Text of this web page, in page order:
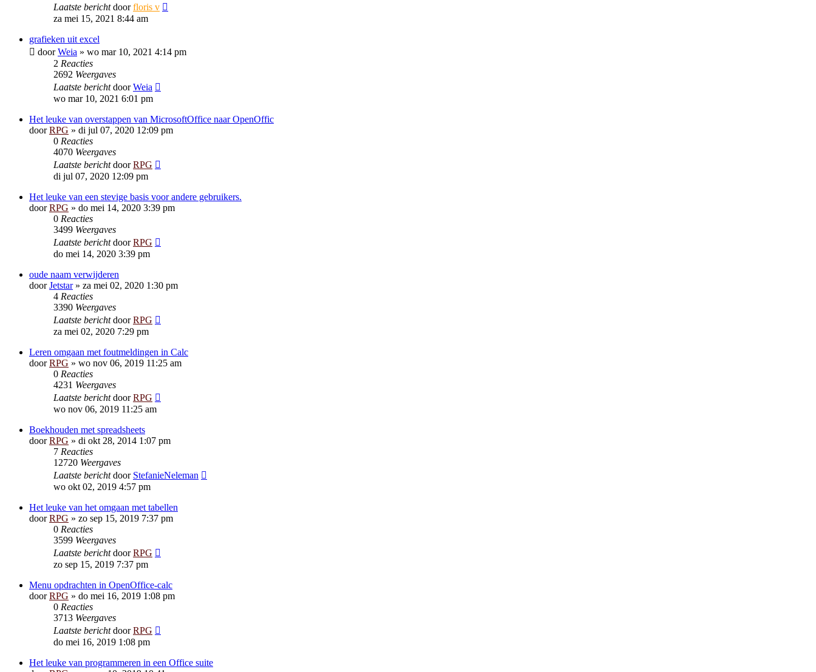
Laatste berichtdoorfloris v
za mei 15, 2021 8:44 am
grafieken uit excel
doorWeia » wo mar 10, 2021 4:14 pm
2 Reacties
2692 Weergaves
Laatste berichtdoorWeia
wo mar 10, 2021 6:01 pm
Het leuke van overstappen van MicrosoftOffice naar OpenOffic
doorRPG » di jul 07, 2020 12:09 pm
0 Reacties
4070 Weergaves
Laatste berichtdoorRPG
di jul 07, 2020 12:09 pm
Het leuke van een stevige basis voor andere gebruikers.
doorRPG » do mei 14, 2020 3:39 pm
0 Reacties
3499 Weergaves
Laatste berichtdoorRPG
do mei 14, 2020 3:39 pm
oude naam verwijderen
doorJetstar» za mei 02, 2020 1:30 pm
4 Reacties
3390 Weergaves
Laatste berichtdoorRPG
za mei 02, 2020 7:29 pm
Leren omgaan met foutmeldingen in Calc
doorRPG » wo nov 06, 2019 11:25 am
0 Reacties
4231 Weergaves
Laatste berichtdoorRPG
wo nov 06, 2019 11:25 am
Boekhouden met spreadsheets
doorRPG » di okt 28, 2014 1:07 pm
7 Reacties
12720 Weergaves
Laatste berichtdoor StefanieNeleman
wo okt 02, 2019 4:57 pm
Het leuke van het omgaan met tabellen
doorRPG » zo sep 15, 2019 7:37 pm
0 Reacties
3599 Weergaves
Laatste berichtdoorRPG
zo sep 15, 2019 7:37 pm
Menu opdrachten in OpenOffice-calc
doorRPG » do mei 16, 2019 1:08 pm
0 Reacties
3713 Weergaves
Laatste berichtdoorRPG
do mei 16, 2019 1:08 pm
Het leuke van programmeren in een Office suite